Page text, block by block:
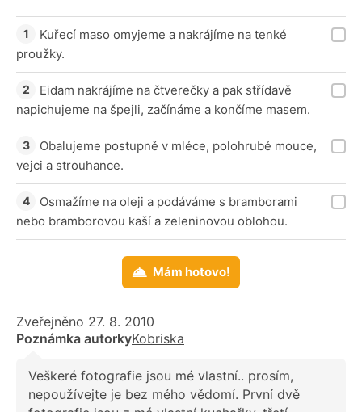
Kuřecí maso omyjeme a nakrájíme na tenké
proužky.
Eidam nakrájíme na čtverečky a pak střídavě
napichujeme na špejli, začínáme a končíme masem.
Obalujeme postupně v mléce, polohrubé mouce,
vejci a strouhance.
Osmažíme na oleji a podáváme s bramborami
nebo bramborovou kaší a zeleninovou oblohou.
Mám hotovo!
Zveřejněno 27. 8. 2010
Poznámka autorkyKobriska
Veškeré fotografie jsou mé vlastní.. prosím,
nepoužívejte je bez mého vědomí. První dvě